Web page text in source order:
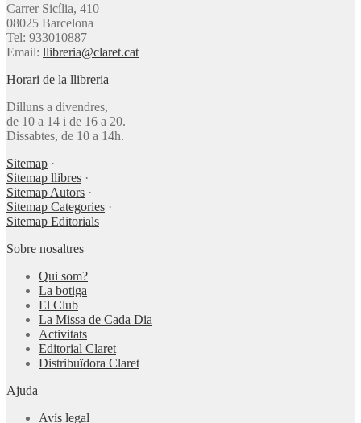
Carrer Sicília, 410
08025 Barcelona
Tel: 933010887
Email: llibreria@claret.cat
Horari de la llibreria
Dilluns a divendres,
de 10 a 14 i de 16 a 20.
Dissabtes, de 10 a 14h.
Sitemap ·
Sitemap llibres ·
Sitemap Autors ·
Sitemap Categories ·
Sitemap Editorials
Sobre nosaltres
Qui som?
La botiga
El Club
La Missa de Cada Dia
Activitats
Editorial Claret
Distribuïdora Claret
Ajuda
Avís legal